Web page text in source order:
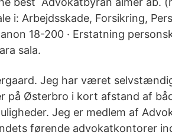
i: Arbejdsskade, Forsikring,
18-200 · Erstatning
sala.
Jeg har været
på Østerbro i kort afstand af
Jeg er medlem af
førende advokatkontorer